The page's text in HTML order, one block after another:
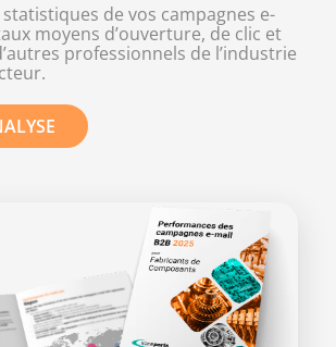
de vos campagnes e-
moyens d’ouverture, de clic et
professionnels de l’industrie